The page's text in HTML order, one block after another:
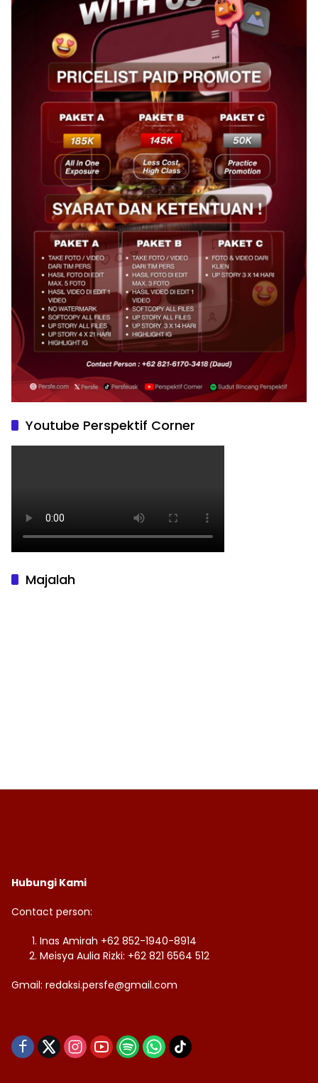
Youtube Perspektif Corner
Majalah
Hubungi Kami
Contact person:
Inas Amirah +62 852-1940-8914
Meisya Aulia Rizki: +62 821 6564 512
Gmail: redaksi.persfe@gmail.com